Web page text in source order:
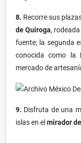
8. Recorre sus
de Quiroga,
fuente; la segunda
conocida como la
mercado de
9. Disfruta de una
islas en el mirador